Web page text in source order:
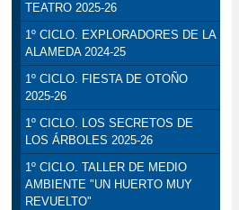
TEATRO 2025-26
1º CICLO. EXPLORADORES DE LA
ALAMEDA 2024-25
1º CICLO. FIESTA DE OTOÑO
2025-26
1º CICLO. LOS SECRETOS DE
LOS ÁRBOLES 2025-26
1º CICLO. TALLER DE MEDIO
AMBIENTE "UN HUERTO MUY
REVUELTO"